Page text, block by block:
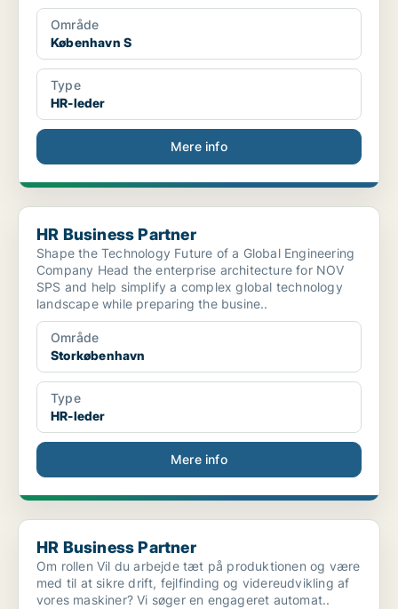
Område
København S
Type
HR-leder
Mere info
HR Business Partner
HR Business Partner
Shape the Technology Future of a Global Engineering
Company Head the enterprise architecture for NOV
SPS and help simplify a complex global technology
landscape while preparing the busine..
Område
Storkøbenhavn
Type
HR-leder
Mere info
HR Business Partner
HR Business Partner
Om rollen Vil du arbejde tæt på produktionen og være
med til at sikre drift, fejlfinding og videreudvikling af
vores maskiner? Vi søger en engageret automat..